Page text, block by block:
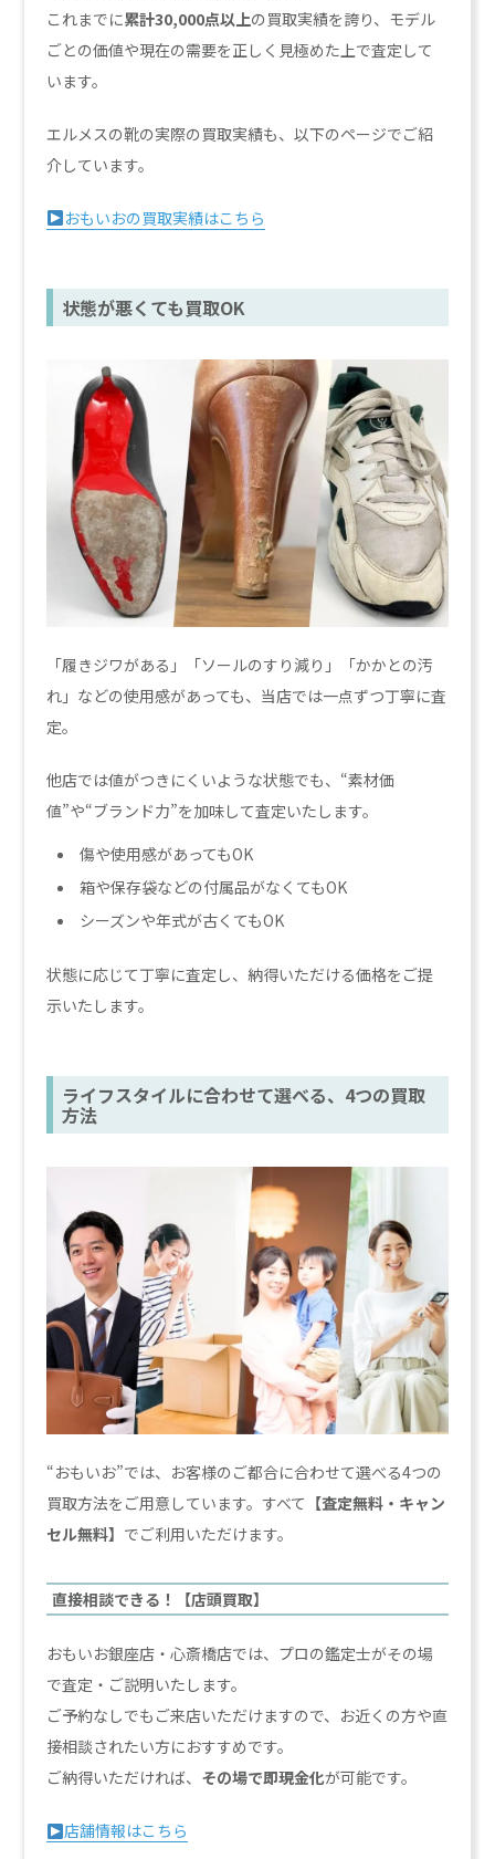
これまでに累計30,000点以上の買取実績を誇り、モデル
ごとの価値や現在の需要を正しく見極めた上で査定して
います。
エルメスの靴の実際の買取実績も、以下のページでご紹
介しています。
おもいおの買取実績はこちら
状態が悪くても買取OK
「履きジワがある」「ソールのすり減り」「かかとの汚
れ」などの使用感があっても、当店では一点ずつ丁寧に査
定。
他店では値がつきにくいような状態でも、“素材価
値”や“ブランド力”を加味して査定いたします。
傷や使用感があってもOK
箱や保存袋などの付属品がなくてもOK
シーズンや年式が古くてもOK
状態に応じて丁寧に査定し、納得いただける価格をご提
示いたします。
ライフスタイルに合わせて選べる、4つの買取
方法
“おもいお”では、お客様のご都合に合わせて選べる4つの
買取方法をご用意しています。すべて 【査定無料・キャン
セル無料】 でご利用いただけます。
直接相談できる！【店頭買取】
おもいお銀座店・心斎橋店では、プロの鑑定士がその場
で査定・ご説明いたします。
ご予約なしでもご来店いただけますので、お近くの方や直
接相談されたい方におすすめです。
ご納得いただければ、 その場で即現金化が可能です。
店舗情報はこちら